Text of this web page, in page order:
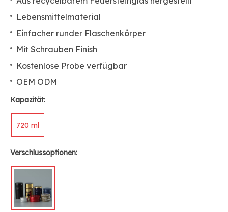
Lebensmittelmaterial
Einfacher runder Flaschenkörper
Mit Schrauben Finish
Kostenlose Probe verfügbar
OEM ODM
Kapazität:
720 ml
Verschlussoptionen: